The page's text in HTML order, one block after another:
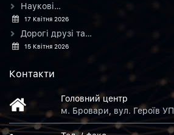
Наукові…
17 Квітня 2026
Дорогі друзі та…
15 Квітня 2026
Контакти
Головний центр
м. Бровари, вул. Героїв